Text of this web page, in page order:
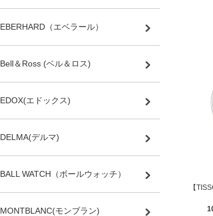
【
EBERHARD（エベラール）
Bell＆Ross (ベル＆ロス)
EDOX(エドックス)
DELMA(デルマ)
BALL WATCH（ボールウォッチ）
MONTBLANC(モンブラン)